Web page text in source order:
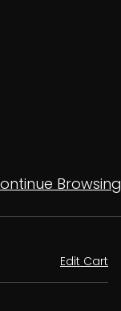
Browsing
Edit Cart